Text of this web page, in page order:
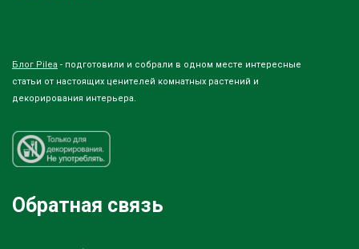
Блог Pilea - подготовили и собрали в одном месте интересные
статьи от настоящих ценителей комнатных растений и
декорирования интерьера.
Обратная связь